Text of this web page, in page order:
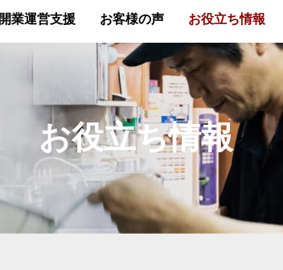
安全・衛星管理と社員教育
ラーメン用食材
開業運営支援
スープに合う個性の
ある麺を探している方
社員食堂や学食の
メニューをご検討の方
お客様の声 お役立ち情報
ニュース
商品開発研究会
安全
中野大成100年の歩み 直営ら
お役立ち情報